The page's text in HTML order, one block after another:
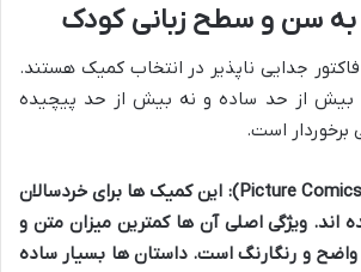
به سن و سطح زبانی کودک
جدایی ناپذیر در انتخاب کمیک هستند.
بیش از حد ساده و نه بیش از حد پیچیده
برخوردار است.
این کمیک ها برای خردسالان
اند. ویژگی اصلی آن ها کمترین میزان متن و
واضح و رنگارنگ است. داستان ها بسیار ساده